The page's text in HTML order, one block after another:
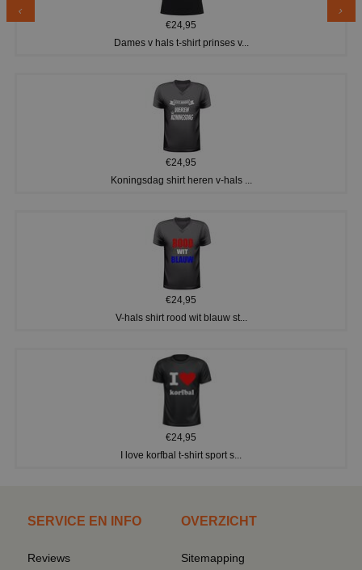
€24,95
Dames v hals t-shirt prinses v...
€24,95
Koningsdag shirt heren v-hals ...
€24,95
V-hals shirt rood wit blauw st...
€24,95
I love korfbal t-shirt sport s...
SERVICE EN INFO
Reviews
OVERZICHT
Sitemapping